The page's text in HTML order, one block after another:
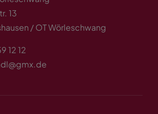
13
/ OT Wörleschwang
12 12